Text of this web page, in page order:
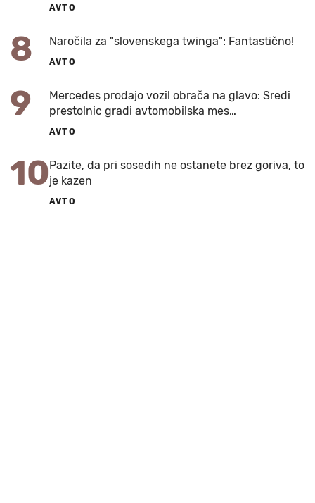
AVTO
8 Naročila za "slovenskega twinga": Fantastično!
AVTO
9
Mercedes prodajo vozil obrača na glavo: Sredi
prestolnic gradi avtomobilska mes…
AVTO
10Pazite, da pri sosedih ne ostanete brez goriva, to
je kazen
AVTO